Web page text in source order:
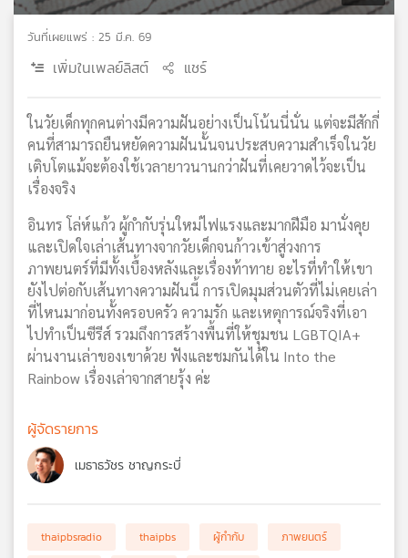
แผนที่
เครือ
ข่าย
วันที่เผยแพร่ : 25 มี.ค. 69
เพิ่มในเพลย์ลิสต์ แชร์
ในวัยเด็กทุกคนต่างมีความฝันอย่างเป็นโน้นนี่นั่น แต่จะมีสักกี่
คนที่สามารถยืนหยัดความฝันนั้นจนประสบความสำเร็จในวัย
เติบโตแม้จะต้องใช้เวลายาวนานกว่าฝันที่เคยวาดไว้จะเป็น
เรื่องจริง
อินทร โล่ห์แก้ว ผู้กำกับรุ่นใหม่ไฟแรงและมากฝีมือ มานั่งคุย
และเปิดใจเล่าเส้นทางจากวัยเด็กจนก้าวเข้าสู่วงการ
ภาพยนตร์ที่มีทั้งเบื้องหลังและเรื่องท้าทาย อะไรที่ทำให้เขา
ยังไปต่อกับเส้นทางความฝันนี้ การเปิดมุมส่วนตัวที่ไม่เคยเล่า
ที่ไหนมาก่อนทั้งครอบครัว ความรัก และเหตุการณ์จริงที่เอา
ไปทำเป็นซีรีส์ รวมถึงการสร้างพื้นที่ให้ชุมชน LGBTQIA+
ผ่านงานเล่าของเขาด้วย ฟังและชมกันได้ใน Into the
Rainbow เรื่องเล่าจากสายรุ้ง ค่ะ
ผู้จัดรายการ
เมธาธวัชร ชาญกระบี่
thaipbsradio thaipbs ผู้กำกับ
ภาพยนตร์